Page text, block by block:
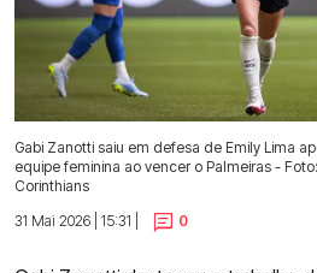
Gabi Zanotti saiu em defesa de Emily Lima
equipe feminina ao vencer o Palmeiras -
Corinthians
31 Mai 2026 | 15:31 |
0